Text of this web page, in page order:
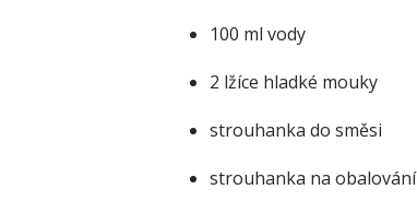
100 ml vody
2 lžíce hladké mouky
strouhanka do směsi
strouhanka na obalování